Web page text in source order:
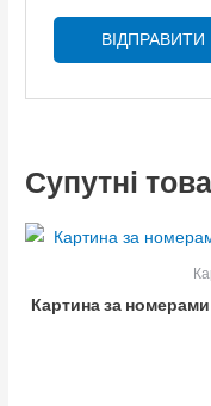
Супутні
Картина за